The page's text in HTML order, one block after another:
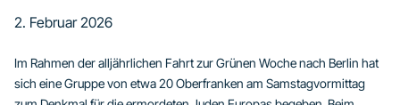
2. Februar 2026
Im Rahmen der alljährlichen Fahrt zur Grünen Woche nach Berlin hat
sich eine Gruppe von etwa 20 Oberfranken am Samstagvormittag